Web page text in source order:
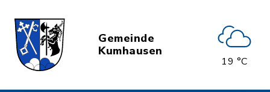
Gemeinde
Kumhausen
19 °C